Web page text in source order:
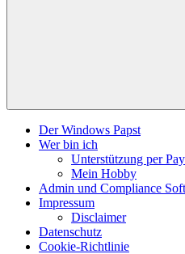
Der Windows Papst
Wer bin ich
Unterstützung per
Mein Hobby
Admin und Compliance
Impressum
Disclaimer
Datenschutz
Cookie-Richtlinie